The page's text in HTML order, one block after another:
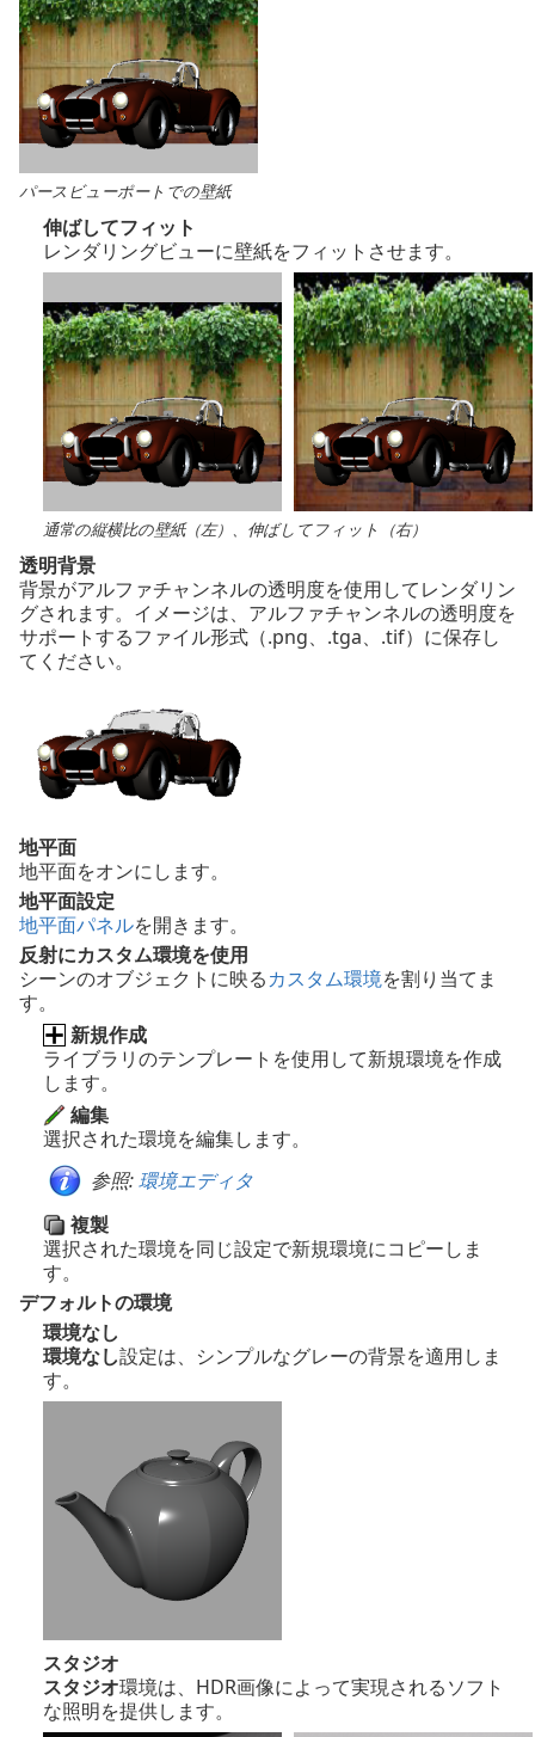
パースビューポートでの壁紙
伸ばしてフィット
レンダリングビューに壁紙をフィットさせます。
通常の縦横比の壁紙（左）、伸ばしてフィット（右）
透明背景
背景がアルファチャンネルの透明度を使用してレンダリン
グされます。イメージは、アルファチャンネルの透明度を
サポートするファイル形式（.png、.tga、.tif）に保存し
てください。
地平面
地平面をオンにします。
地平面設定
地平面パネルを開きます。
反射にカスタム環境を使用
シーンのオブジェクトに映るカスタム環境を割り当てま
す。
新規作成
ライブラリのテンプレートを使用して新規環境を作成
します。
編集
選択された環境を編集します。
参照:環境エディタ
複製
選択された環境を同じ設定で新規環境にコピーしま
す。
デフォルトの環境
環境なし
環境なし設定は、シンプルなグレーの背景を適用しま
す。
スタジオ
スタジオ環境は、HDR画像によって実現されるソフト
な照明を提供します。